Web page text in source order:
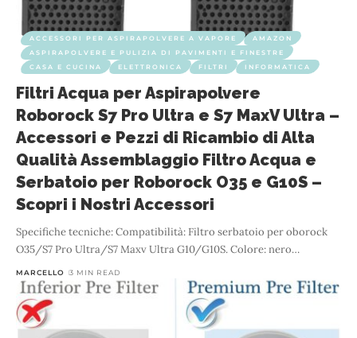
ACCESSORI PER ASPIRAPOLVERE A VAPORE
AMAZON
ASPIRAPOLVERE E PULIZIA DI PAVIMENTI E FINESTRE
CASA E CUCINA
ELETTRONICA FILTRI INFORMATICA
Filtri Acqua per Aspirapolvere
Roborock S7 Pro Ultra e S7 MaxV Ultra –
Accessori e Pezzi di Ricambio di Alta
Qualità Assemblaggio Filtro Acqua e
Serbatoio per Roborock O35 e G10S –
Scopri i Nostri Accessori
Specifiche tecniche: Compatibilità: Filtro serbatoio per oborock
O35/S7 Pro Ultra/S7 Maxv Ultra G10/G10S. Colore: nero…
MARCELLO 3 MIN READ